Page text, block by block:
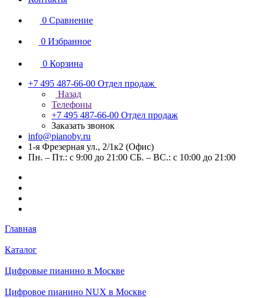
0 Сравнение
0 Избранное
0 Корзина
+7 495 487-66-00 Отдел продаж
Назад
Телефоны
+7 495 487-66-00 Отдел продаж
Заказать звонок
info@pianoby.ru
1-я Фрезерная ул., 2/1к2 (Офис)
Пн. – Пт.: с 9:00 до 21:00 СБ. – ВС.: с 10:00 до 21:00
Главная
Каталог
Цифровые пианино в Москве
Цифровое пианино NUX в Москве